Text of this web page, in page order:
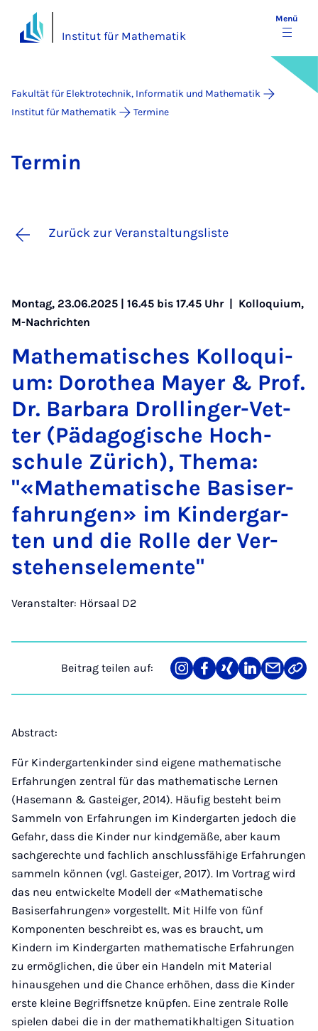
Institut für Mathematik
Menü
Fakultät für Elektrotechnik, Informatik und Mathematik
Institut für Mathematik
Termine
Ter­min
Zurück zur Veranstaltungsliste
Montag, 23.06.2025 | 16.45 bis 17.45 Uhr | Kolloquium,
M-Nachrichten
Ma­the­ma­ti­sches Kol­lo­qui­
um: Do­ro­thea Mayer & Prof.
Dr. Ba­r­ba­ra Drol­lin­ger-Vet­
ter (Päd­ago­gi­sche Hoch­
schu­le Zü­rich), The­ma:
"«Ma­the­ma­ti­sche Ba­si­ser­
fah­run­gen» im Kin­der­gar­
ten und die Rol­le der Ver­
ste­hens­ele­men­te"
Veranstalter: Hörsaal D2
Beitrag teilen auf:
Teilen
auf
Teilen
auf
Teilen
auf
Teilen
auf
Teilen
über
Link
Abstract:
Für Kindergartenkinder sind eigene mathematische
Erfahrungen zentral für das mathematische Lernen
(Hasemann & Gasteiger, 2014). Häufig besteht beim
Sammeln von Erfahrungen im Kindergarten jedoch die
Gefahr, dass die Kinder nur kindgemäße, aber kaum
sachgerechte und fachlich anschlussfähige Erfahrungen
sammeln können (vgl. Gasteiger, 2017). Im Vortrag wird
das neu entwickelte Modell der «Mathematische
Basiserfahrungen» vorgestellt. Mit Hilfe von fünf
Komponenten beschreibt es, was es braucht, um
Kindern im Kindergarten mathematische Erfahrungen
zu ermöglichen, die über ein Handeln mit Material
hinausgehen und die Chance erhöhen, dass die Kinder
erste kleine Begriffsnetze knüpfen. Eine zentrale Rolle
spielen dabei die in der mathematikhaltigen Situation